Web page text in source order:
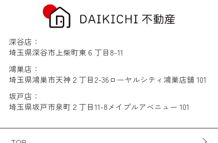
深谷店：
埼玉県深谷市上柴町東６丁目8-11
鴻巣店：
埼玉県鴻巣市天神２丁目2-36ローヤルシティ鴻巣店舗 101
坂戸店：
埼玉県坂戸市泉町２丁目11-8メイプルアベニュー 101